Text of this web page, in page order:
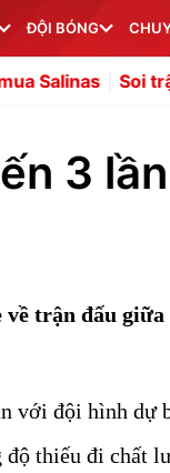
ĐỘI BÓNG
Spurs vs
3
về trận đấu
với đội hình dự
độ thiếu đi chất